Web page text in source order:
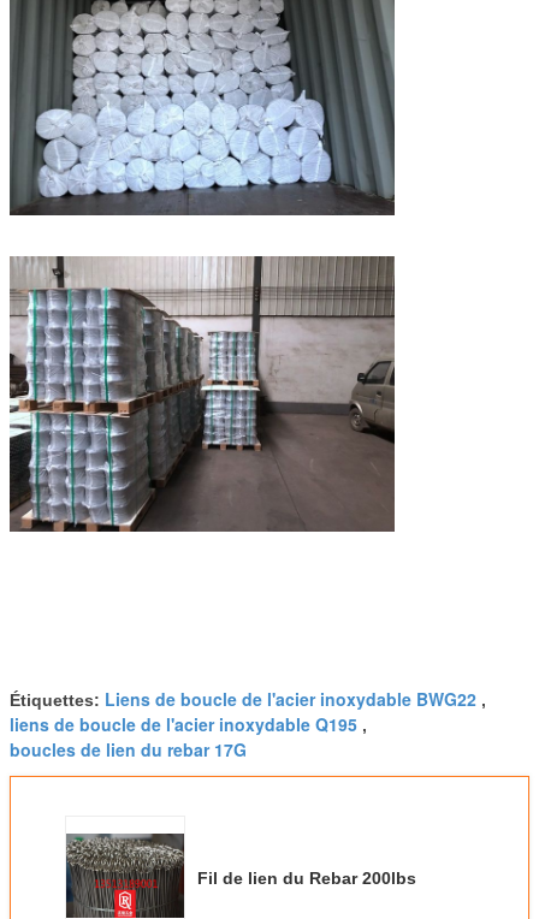
Étiquettes: Liens de boucle de l'acier inoxydable BWG22 ,
liens de boucle de l'acier inoxydable Q195 ,
boucles de lien du rebar 17G
Fil de lien du Rebar 200lbs